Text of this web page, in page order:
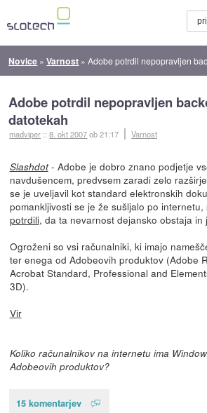
Novice »Varnost »Adobe potrdil nepopravljen
Adobe potrdil nepopravljen
datotekah
madviper ::8. okt 2007ob 21:17 Varnost
Slashdot- Adobe je dobro znano podjetje
navdušencem, predvsem zaradi zelo
se je uveljavil kot standard elektronskih
pomankljivosti se je že sušljalo po
potrdili, da ta nevarnost dejansko obstaja in
Ogroženi so vsi računalniki, ki imajo
ter enega od Adobeovih produktov (Adobe
Acrobat Standard, Professional and
3D).
Vir
Koliko računalnikov na internetu ima
Adobeovih produktov?
15 komentarjev